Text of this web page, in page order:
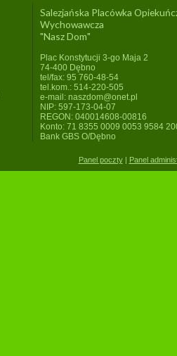
Salezjańska Placówka
Wychowawcza
"Nasz Dom"
Plac Konstytucji 3-go Maja 2
74-400 Dębno
tel/fax: 95 760-48-54
tel.kom.: 514-220-505
e-mail: naszdom@onet.pl
NIP: 597-173-04-07
REGON: 040014608-00816
Konto: 71 8355 0009 0053 9584
Bank GBS O/Dębno
Panel poczty| Panel